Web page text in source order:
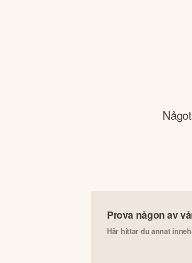
Prova någon av
Här hittar du annat